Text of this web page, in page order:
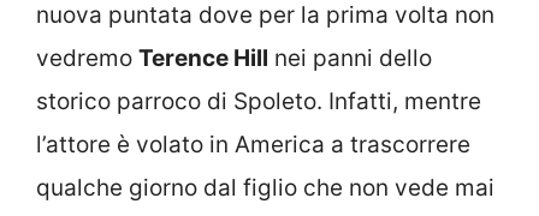
nuova puntata dove per la prima volta non
vedremo Terence Hill nei panni dello
storico parroco di Spoleto. Infatti, mentre
l’attore è volato in America a trascorrere
qualche giorno dal figlio che non vede mai